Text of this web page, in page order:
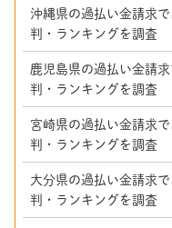
沖縄県の過払い金請求
判・ランキングを調査
鹿児島県の過払い金請
判・ランキングを調査
宮崎県の過払い金請求
判・ランキングを調査
大分県の過払い金請求
判・ランキングを調査